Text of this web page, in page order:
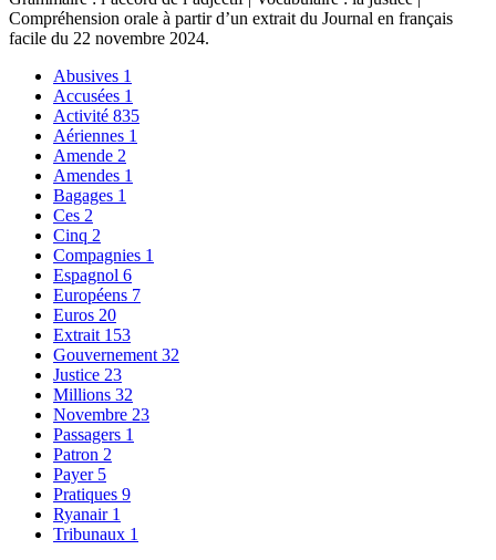
Compréhension orale à partir d’un extrait du Journal en français
facile du 22 novembre 2024.
Abusives 1
Accusées 1
Activité 835
Aériennes 1
Amende 2
Amendes 1
Bagages 1
Ces 2
Cinq 2
Compagnies 1
Espagnol 6
Européens 7
Euros 20
Extrait 153
Gouvernement 32
Justice 23
Millions 32
Novembre 23
Passagers 1
Patron 2
Payer 5
Pratiques 9
Ryanair 1
Tribunaux 1